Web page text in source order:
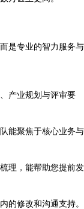
是专业的智力服务与
产业规划与评审要
能聚焦于核心业务与
理，能帮助您提前发
的修改和沟通支持。